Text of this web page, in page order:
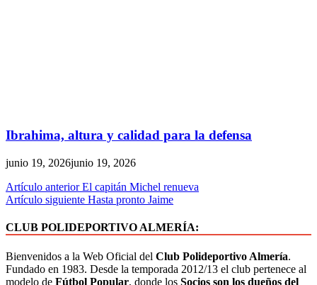
Ibrahima, altura y calidad para la defensa
junio 19, 2026junio 19, 2026
Navegación
de
entradas
Artículo anterior El capitán Michel renueva
Artículo siguiente Hasta pronto Jaime
CLUB POLIDEPORTIVO ALMERÍA:
Bienvenidos a la Web Oficial del Club Polideportivo Almería.
Fundado en 1983. Desde la temporada 2012/13 el club pertenece al
modelo de Fútbol Popular, donde los Socios son los dueños del